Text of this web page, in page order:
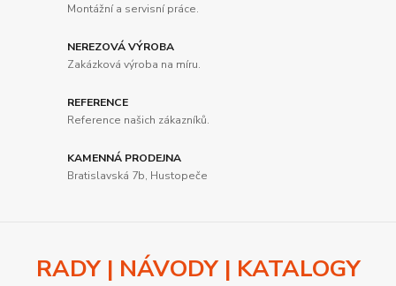
Montážní a servisní práce.
NEREZOVÁ VÝROBA
Zakázková výroba na míru.
REFERENCE
Reference našich zákazníků.
KAMENNÁ PRODEJNA
Bratislavská 7b, Hustopeče
RADY | NÁVODY | KATALOGY